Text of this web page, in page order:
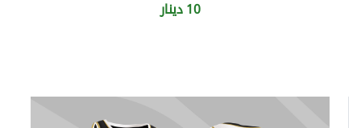
10 دينار